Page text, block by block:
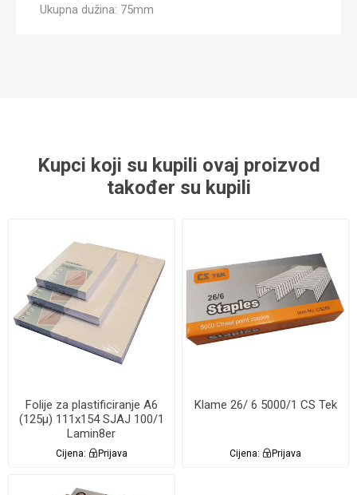
Ukupna dužina: 75mm
Kupci koji su kupili ovaj proizvod
također su kupili
Folije za plastificiranje A6
(125µ) 111x154 SJAJ 100/1
Lamin8er
Cijena: Prijava
Klame 26/ 6 5000/1 CS Tek
Cijena: Prijava